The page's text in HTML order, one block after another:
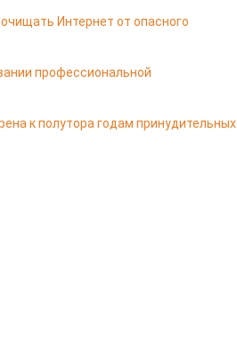
Интернет от опасного
профессиональной
к полутора годам принудительных